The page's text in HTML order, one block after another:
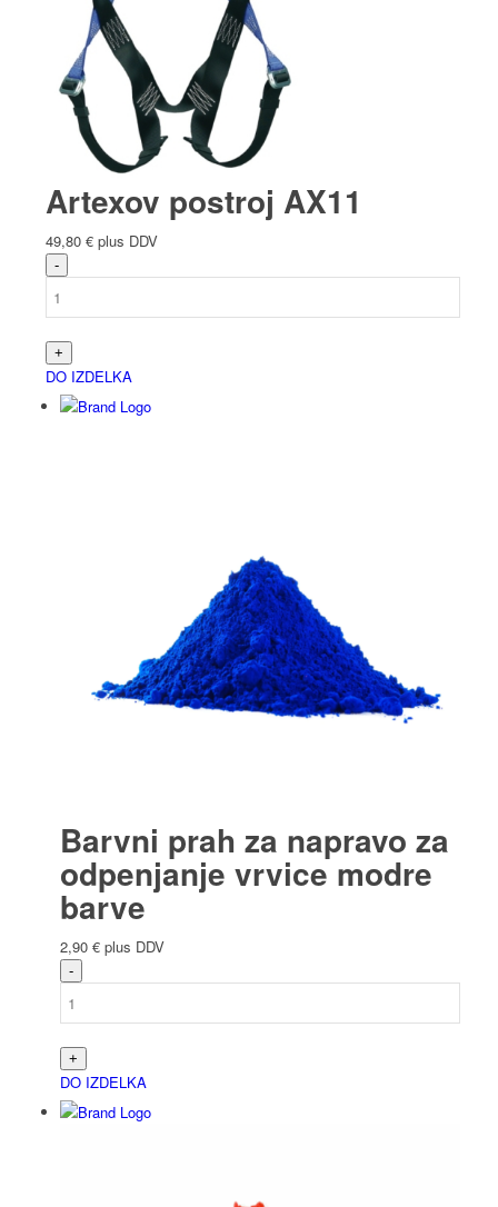
Artexov postroj AX11
49,80 € plus DDV
DO IZDELKA
Barvni prah za napravo za
odpenjanje vrvice modre
barve
2,90 € plus DDV
DO IZDELKA